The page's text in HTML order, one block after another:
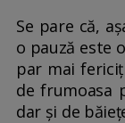
Se pare că,
o pauză este
par mai
de frumoasa
dar și de